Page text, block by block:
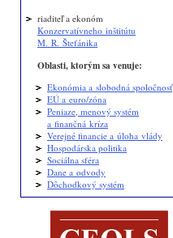
riaditeľ a ekonóm
Konzervatívneho inštitútu
M. R. Štefánika
Oblasti, ktorým sa venuje:
Ekonómia a slobodná spoločnosť
EÚ a euro/zóna
Peniaze, menový systém
a finančná kríza
Verejné financie a úloha vlády
Hospodárska politika
Sociálna sféra
Dane a odvody
Dôchodkový systém